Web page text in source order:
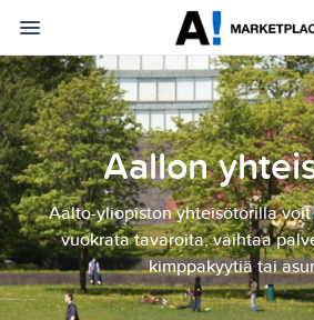
Aallon
Aalto-yliopiston yhteisötorilla
vuokrata tavaroita, vaihtaa
kimppakyytiä tai